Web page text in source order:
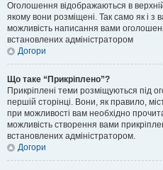
Оголошення відображаються в
якому вони розміщені. Так само як і
можливість написання вами
встановлених адміністратором
Догори
Що таке “Прикріплено”?
Прикріплені теми розміщуються під
першій сторінці. Вони, як правило,
при можливості вам необхідно
можливість створення вами
встановлених адміністратором.
Догори